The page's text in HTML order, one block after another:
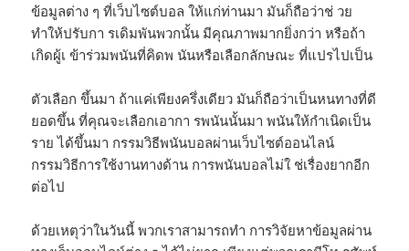
ข้อมูลต่าง ๆ ที่เว็บไซต์บอล ให้แก่ท่านมา มันก็ถือว่าช่ วย
ทำให้ปรับกา รเดิมพันพวกนั้น มีคุณภาพมากยิ่งกว่า หรือถ้า
เกิดผู้เ ข้าร่วมพนันที่คิดพ นันหรือเลือกลักษณะ ที่แปรไปเป็น
ตัวเลือก ขึ้นมา ถ้าแค่เพียงครึ่งเดียว มันก็ถือว่าเป็นหนทางที่ดี
ยอดขึ้น ที่คุณจะเลือกเอากา รพนันนั้นมา พนันให้กำเนิดเป็น
ราย ได้ขึ้นมา กรรมวิธีพนันบอลผ่านเว็บไซต์ออนไลน์
กรรมวิธีการใช้งานทางด้าน การพนันบอลไม่ใ ช่เรื่องยากอีก
ต่อไป
ด้วยเหตุว่าในวันนี้ พวกเราสามารถทำ การวิจัยหาข้อมูลผ่าน